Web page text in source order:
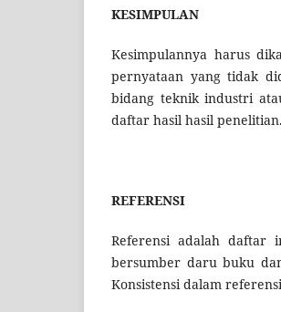
KESIMPULAN
Kesimpulannya harus
pernyataan yang tidak
bidang teknik industri
daftar hasil hasil
REFERENSI
Referensi adalah daftar
bersumber daru buku
Konsistensi dalam